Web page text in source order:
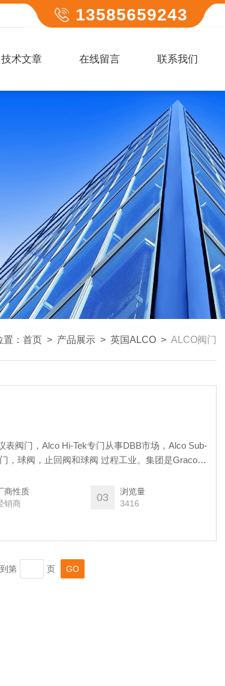
13585659243
技术文章 在线留言 联系我们
： 首页 > 产品展示 > 英国ALCO > ALCO阀门
阀门，Alco Hi-Tek专门从事DBB市场，Alco Sub-
，球阀，止回阀和球阀 过程工业。集团是Graco集
商性质
销商
03
浏览量
3416
第 页